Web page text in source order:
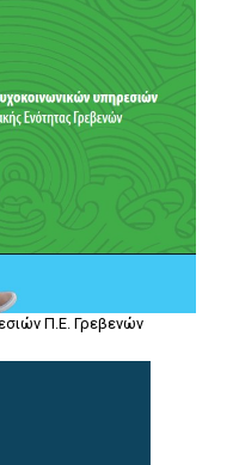
Π.Ε. Γρεβενών